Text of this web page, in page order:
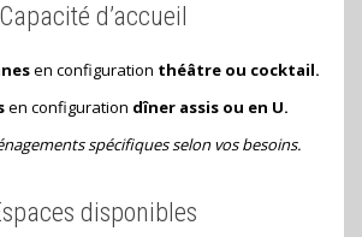
Capacité d’accueil
en configuration théâtre ou cocktail.
en configuration dîner assis ou en U.
spécifiques selon vos besoins.
disponibles